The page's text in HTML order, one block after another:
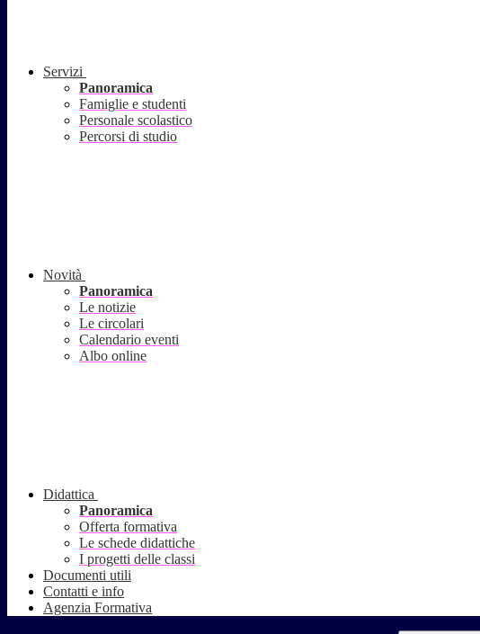
Servizi
Panoramica
Famiglie e studenti
Personale scolastico
Percorsi di studio
Novità
Panoramica
Le notizie
Le circolari
Calendario eventi
Albo online
Didattica
Panoramica
Offerta formativa
Le schede didattiche
I progetti delle classi
Documenti utili
Contatti e info
Agenzia Formativa